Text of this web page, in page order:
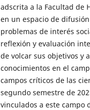
adscrita a la Facultad de
en un espacio de
problemas de interés
reflexión y evaluación
de volcar sus objetivos y
conocimientos en el
campos críticos de las
segundo semestre de
vinculados a este campo